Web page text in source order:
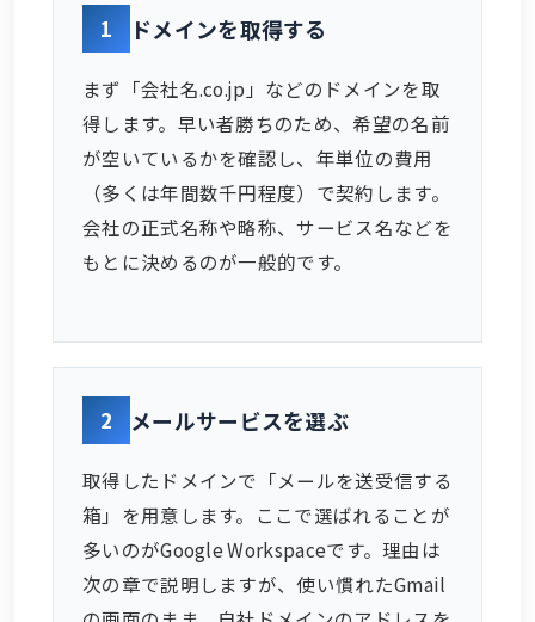
1 ドメインを取得する
まず「会社名.co.jp」などのドメインを取
得します。早い者勝ちのため、希望の名前
が空いているかを確認し、年単位の費用
（多くは年間数千円程度）で契約します。
会社の正式名称や略称、サービス名などを
もとに決めるのが一般的です。
2 メールサービスを選ぶ
取得したドメインで「メールを送受信する
箱」を用意します。ここで選ばれることが
多いのがGoogle Workspaceです。理由は
次の章で説明しますが、使い慣れたGmail